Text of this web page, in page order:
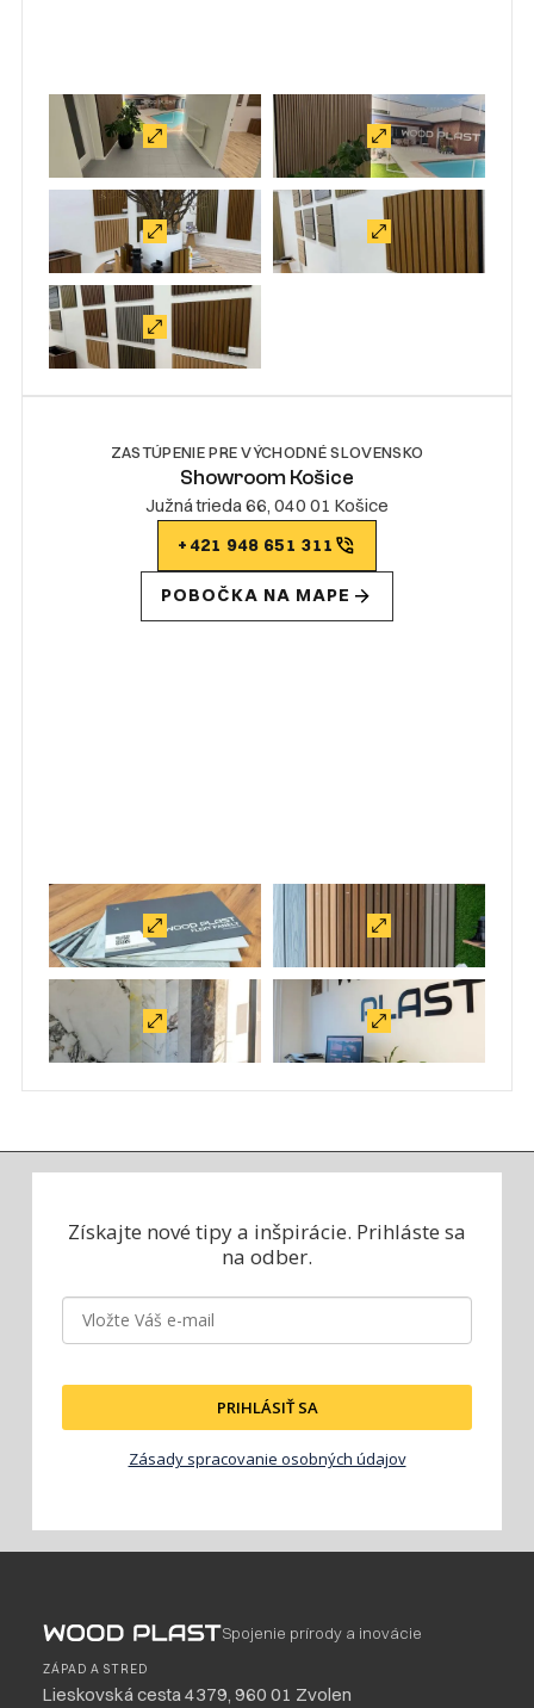
ZASTÚPENIE PRE VÝCHODNÉ SLOVENSKO
Showroom Košice
Južná trieda 66, 040 01 Košice
+421 948 651 311
POBOČKA NA MAPE
Získajte nové tipy a inšpirácie. Prihláste sa
na odber.
PRIHLÁSIŤ SA
Zásady spracovanie osobných údajov
Spojenie prírody a inovácie
ZÁPAD A STRED
Lieskovská cesta 4379, 960 01 Zvolen